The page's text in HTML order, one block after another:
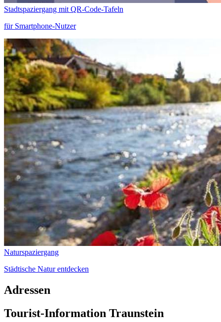
Stadtspaziergang mit QR-Code-Tafeln
für Smartphone-Nutzer
Naturspaziergang
Städtische Natur entdecken
Adressen
Tourist-Information Traunstein